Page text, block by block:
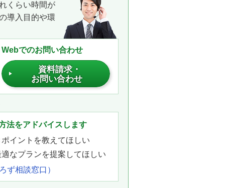
くらい時間が
導入目的や環
Webでのお問い合わせ
資料請求・
お問い合わせ
法をアドバイスします
イントを教えてほしい
なプランを提案してほしい
ず相談窓口）